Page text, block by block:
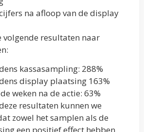
na afloop van de display
resultaten naar
kassasampling: 288%
display plaatsing 163%
weken na de actie: 63%
resultaten kunnen we
zowel het samplen als de